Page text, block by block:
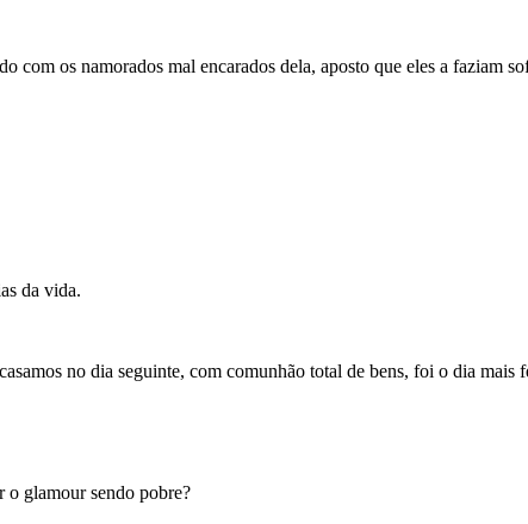
com os namorados mal encarados dela, aposto que eles a faziam
da vida.
no dia seguinte, com comunhão total de bens, foi o dia mais
o glamour sendo pobre?